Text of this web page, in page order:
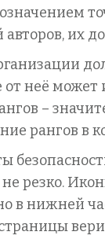
авторов, их
от неё может
–
рангов в
резко.
в нижней